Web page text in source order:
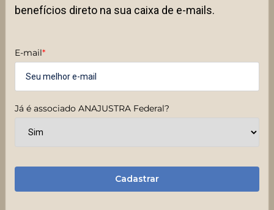
benefícios direto na sua caixa de e-mails.
E-mail*
Já é associado ANAJUSTRA Federal?
Cadastrar